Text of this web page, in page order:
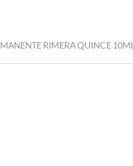
RIMERA QUINCE 10ML